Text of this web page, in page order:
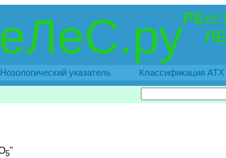
РЕ
ЛЕ
Нозологический указатель Классификация АТХ
5"